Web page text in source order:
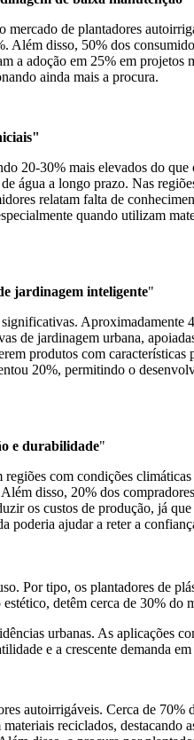
de plantadores
disso, 50% dos
a adoção em 25% em
ainda mais a procura.
20-30% mais elevados do
água a longo prazo. Nas
relatam falta de
quando utilizam
jardinagem inteligente"
Aproximadamente
de jardinagem urbana,
produtos com
20%, permitindo o
e durabilidade"
com condições
disso, 20% dos
os custos de produção, já
poderia ajudar a reter a
Por tipo, os plantadores de
detêm cerca de 30%
urbanas. As aplicações
e a crescente demanda
autoirrigáveis. Cerca de
reciclados, destacando